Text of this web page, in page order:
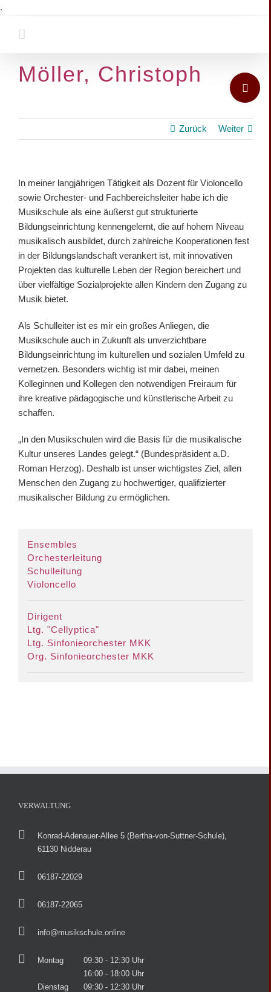
.
Möller, Christoph
Zurück Weiter
View
Larger
Image
In meiner langjährigen Tätigkeit als Dozent für Violoncello
sowie Orchester- und Fachbereichsleiter habe ich die
Musikschule als eine äußerst gut strukturierte
Bildungseinrichtung kennengelernt, die auf hohem Niveau
musikalisch ausbildet, durch zahlreiche Kooperationen fest
in der Bildungslandschaft verankert ist, mit innovativen
Projekten das kulturelle Leben der Region bereichert und
über vielfältige Sozialprojekte allen Kindern den Zugang zu
Musik bietet.
Als Schulleiter ist es mir ein großes Anliegen, die
Musikschule auch in Zukunft als unverzichtbare
Bildungseinrichtung im kulturellen und sozialen Umfeld zu
vernetzen. Besonders wichtig ist mir dabei, meinen
Kolleginnen und Kollegen den notwendigen Freiraum für
ihre kreative pädagogische und künstlerische Arbeit zu
schaffen.
„In den Musikschulen wird die Basis für die musikalische
Kultur unseres Landes gelegt.“ (Bundespräsident a.D.
Roman Herzog). Deshalb ist unser wichtigstes Ziel, allen
Menschen den Zugang zu hochwertiger, qualifizierter
musikalischer Bildung zu ermöglichen.
Ensembles
Orchesterleitung
Schulleitung
Violoncello
Dirigent
Ltg. "Cellyptica"
Ltg. Sinfonieorchester MKK
Org. Sinfonieorchester MKK
VERWALTUNG
Konrad-Adenauer-Allee 5 (Bertha-von-Suttner-Schule),
61130 Nidderau
06187-22029
06187-22065
info@musikschule.online
Montag
09:30 - 12:30 Uhr
16:00 - 18:00 Uhr
Dienstag
09:30 - 12:30 Uhr
Toggle
Sliding